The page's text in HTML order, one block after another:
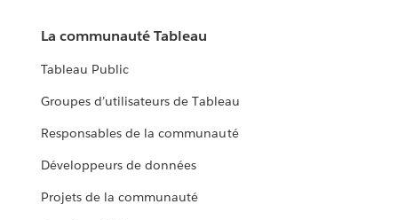
La communauté Tableau
Tableau Public
Groupes d’utilisateurs de Tableau
Responsables de la communauté
Développeurs de données
Projets de la communauté